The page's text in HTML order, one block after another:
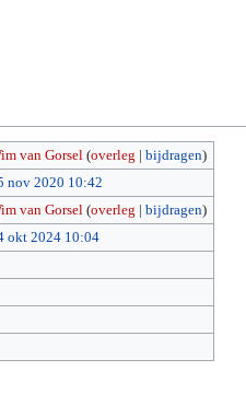
van Gorsel (overleg |bijdragen)
nov 2020 10:42
van Gorsel (overleg |bijdragen)
okt 2024 10:04